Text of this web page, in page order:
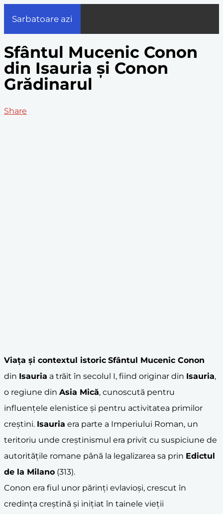
Sarbatoare azi
Sfântul Mucenic Conon
din Isauria și Conon
Grădinarul
Share
Viața și contextul istoric Sfântul Mucenic Conon
din Isauria a trăit în secolul I, fiind originar din Isauria,
o regiune din Asia Mică, cunoscută pentru
influențele elenistice și pentru activitatea primilor
creștini. Isauria era parte a Imperiului Roman, un
teritoriu unde creștinismul era privit cu suspiciune de
autoritățile romane până la legalizarea sa prin Edictul
de la Milano (313).
Conon era fiul unor părinți evlavioși, crescut în
credința creștină și inițiat în tainele vieții